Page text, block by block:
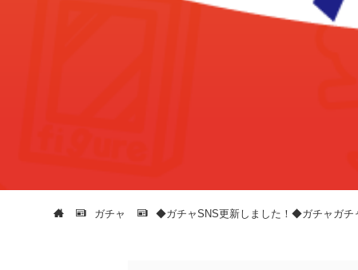
ガチャ ◆ガチャSNS更新しました！◆ガチャガチ